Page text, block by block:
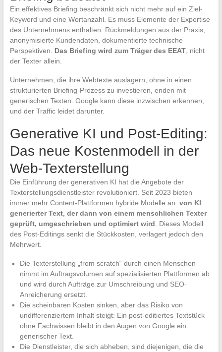
Ein effektives Briefing beschränkt sich nicht mehr auf ein Ziel-
Keyword und eine Wortanzahl. Es muss Elemente der Expertise
des Unternehmens enthalten: Rückmeldungen aus der Praxis,
anonymisierte Kundendaten, dokumentierte technische
Perspektiven. Das Briefing wird zum Träger des EEAT, nicht
der Texter allein.
Unternehmen, die ihre Webtexte auslagern, ohne in einen
strukturierten Briefing-Prozess zu investieren, enden mit
generischen Texten. Google kann diese inzwischen erkennen,
und der Traffic leidet darunter.
Generative KI und Post-Editing:
Das neue Kostenmodell in der
Web-Texterstellung
Die Einführung der generativen KI hat die Angebote der
Texterstellungsdienstleister revolutioniert. Seit 2023 bieten
immer mehr Content-Plattformen hybride Modelle an: von KI
generierter Text, der dann von einem menschlichen Texter
geprüft, umgeschrieben und optimiert wird . Dieses Modell
des Post-Editings senkt die Stückkosten, verlagert jedoch den
Mehrwert.
Die Texterstellung „from scratch“ durch einen Menschen
nimmt im Auftragsvolumen auf spezialisierten Plattformen ab
und wird durch Aufträge zur Umschreibung und SEO-
Anreicherung ersetzt.
Die scheinbaren Kosten sinken, aber das Risiko von
undifferenziertem Inhalt steigt: Ein post-editiertes Textstück
ohne Fachwissen bleibt in den Augen von Google ein
generischer Text.
Die Dienstleister, die sich abheben, sind diejenigen, die die